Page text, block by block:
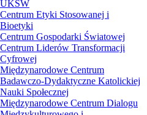
UKSW
Centrum Etyki Stosowanej i
Bioetyki
Centrum Gospodarki Światowej
Centrum Liderów Transformacji
Cyfrowej
Międzynarodowe Centrum
Badawczo-Dydaktyczne Katolickiej
Nauki Społecznej
Międzynarodowe Centrum Dialogu